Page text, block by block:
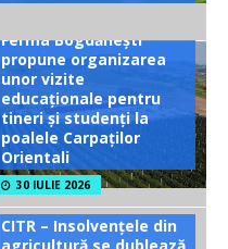
Ferma Bogdănești
propune organizarea
unor vizite
educaționale pentru
tineri și studenți la
poalele Carpaților
Orientali
30 IULIE 2026
CITR – Insolvențele din